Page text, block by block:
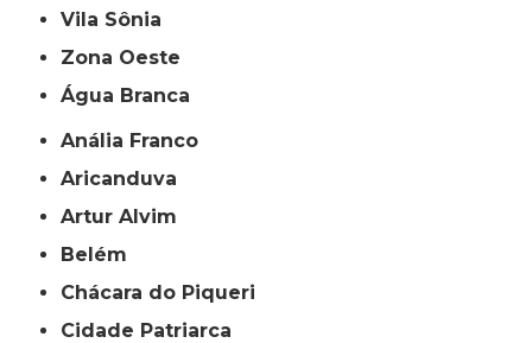
Vila Sônia
Zona Oeste
Água Branca
Anália Franco
Aricanduva
Artur Alvim
Belém
Chácara do Piqueri
Cidade Patriarca